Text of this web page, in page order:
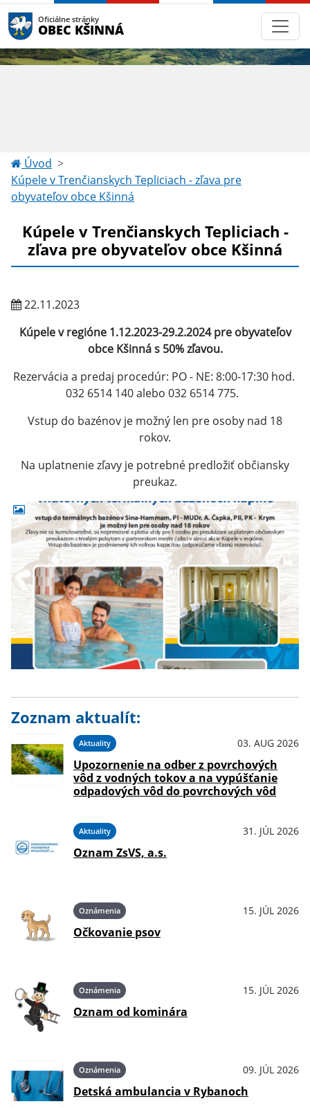
Oficiálne stránky
OBEC KŠINNÁ
Úvod
Kúpele v Trenčianskych Tepliciach - zľava pre
obyvateľov obce Kšinná
Kúpele v Trenčianskych Tepliciach -
zľava pre obyvateľov obce Kšinná
22.11.2023
Kúpele v regióne 1.12.2023-29.2.2024 pre obyvateľov
obce Kšinná s 50% zľavou.
Rezervácia a predaj procedúr: PO - NE: 8:00-17:30 hod.
032 6514 140 alebo 032 6514 775.
Vstup do bazénov je možný len pre osoby nad 18
rokov.
Na uplatnenie zľavy je potrebné predložiť občiansky
preukaz.
Zoznam aktualít:
Aktuality 03. AUG 2026
Upozornenie na odber z povrchových
vôd z vodných tokov a na vypúšťanie
odpadových vôd do povrchových vôd
Aktuality 31. JÚL 2026
Oznam ZsVS, a.s.
Oznámenia 15. JÚL 2026
Očkovanie psov
Oznámenia 15. JÚL 2026
Oznam od kominára
Oznámenia 09. JÚL 2026
Detská ambulancia v Rybanoch